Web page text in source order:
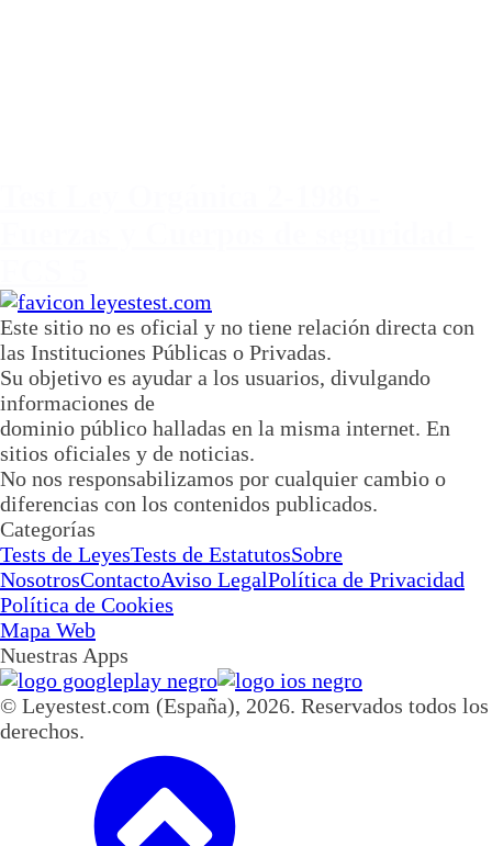
Este sitio no es oficial y no tiene relación directa con
las Instituciones Públicas o Privadas.
Su objetivo es ayudar a los usuarios, divulgando
informaciones de
dominio público halladas en la misma internet. En
sitios oficiales y de noticias.
No nos responsabilizamos por cualquier cambio o
diferencias con los contenidos publicados.
Categorías
Tests de LeyesTests de EstatutosSobre
NosotrosContactoAviso LegalPolítica de Privacidad
Política de Cookies
Mapa Web
Nuestras Apps
© Leyestest.com (España), 2026. Reservados todos los
derechos.